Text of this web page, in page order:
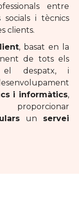
entre
socials i tècnics
clients.
, basat en la
de tots els
el despatx, i
i informàtics,
un servei